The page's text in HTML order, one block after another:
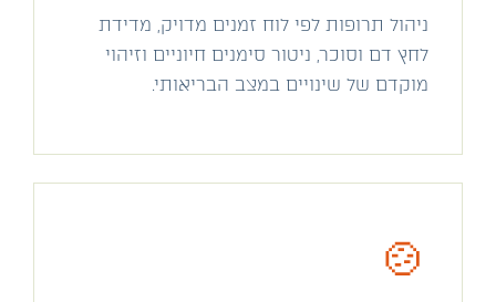
ניהול תרופות לפי לוח זמנים מדויק, מדידת
לחץ דם וסוכר, ניטור סימנים חיוניים וזיהוי
מוקדם של שינויים במצב הבריאותי.
🍲